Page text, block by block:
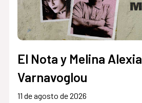
El Nota y Melina Alexia
Varnavoglou
11 de agosto de 2026